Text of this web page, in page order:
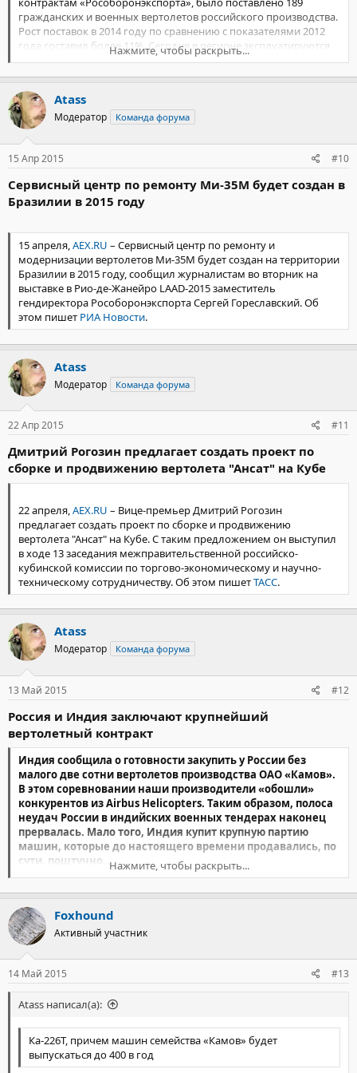
гражданских и военных вертолетов российского производства.
Рост поставок в 2014 году по сравнению с показателями 2012
года составил более 11%. Сегодня в регионе эксплуатируются
более 1400 единиц российской вертолетной техники, сообщает
пресс-служба холдинга.
«Только за последний год парк наших вертолетов в странах
АТР вырос на 40 машин – с 1366 в 2013 году до 1406 в 2014-м, –
отметил генеральный директор холдинга «Вертолеты России»
Александр Михеев. – Дальнейшего укрепления позиций
холдинга на рынке мы планируем достичь не только за счет
сервисных программ по обслуживанию вертолетной техники
российского производства в регионе».
Нажмите, чтобы раскрыть...
Atass
Модератор Команда форума
15 Апр 2015 #10
Сервисный центр по ремонту Ми-35М будет создан в
Бразилии в 2015 году
15 апреля,AEX.RU – Сервисный центр по ремонту и
модернизации вертолетов Ми-35М будет создан на территории
Бразилии в 2015 году, сообщил журналистам во вторник на
выставке в Рио-де-Жанейро LAAD-2015 заместитель
гендиректора Рособоронэкспорта Сергей Гореславский. Об
этом пишет РИА Новости.
Atass
Модератор Команда форума
22 Апр 2015 #11
Дмитрий Рогозин предлагает создать проект по
сборке и продвижению вертолета "Ансат" на Кубе
22 апреля, AEX.RU – Вице-премьер Дмитрий Рогозин
предлагает создать проект по сборке и продвижению
вертолета "Ансат" на Кубе. С таким предложением он выступил
в ходе 13 заседания межправительственной российско-
кубинской комиссии по торгово-экономическому и научно-
техническому сотрудничеству. Об этом пишетТАСС.
Atass
Модератор Команда форума
13 Май 2015 #12
Россия и Индия заключают крупнейший
вертолетный контракт
Индия сообщила о готовности закупить у России без
малого две сотни вертолетов производства ОАО «Камов».
В этом соревновании наши производители «обошли»
конкурентов из Airbus Helicopters. Таким образом, полоса
неудач России в индийских военных тендерах наконец
прервалась. Мало того, Индия купит крупную партию
машин, которые до настоящего времени продавались, по
сути, поштучно.
Индияодобрила покупкуу России 197 вертолетов
производства ОАО «Камов». Об этом в среду сообщило РИА
«Новости» со ссылкой на Bloomberg.
«Этот контракт поддержит наши заводы в Омске и Кумертау»
Ранее в среду пресс-служба Кремля сообщила, что президент
Моди в ходе телефонного разговора
партнерства, а также «некоторые крупные совместные торгово-
экономические проекты».
Ранее, в декабре прошлого года, вице-премьер Дмитрий
Нажмите, чтобы раскрыть...
Foxhound
Активный участник
14 Май 2015 #13
Atass написал(а):
Ка-226Т, причем машин семейства «Камов» будет
выпускаться до 400 в год